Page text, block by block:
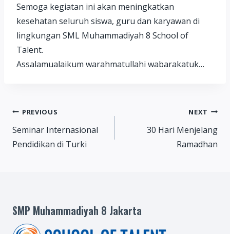
Semoga kegiatan ini akan meningkatkan
kesehatan seluruh siswa, guru dan karyawan di
lingkungan SML Muhammadiyah 8 School of
Talent.
Assalamualaikum warahmatullahi wabarakatuk…
Post
navigation
PREVIOUS
Seminar Internasional
Pendidikan di Turki
NEXT
30 Hari Menjelang
Ramadhan
SMP Muhammadiyah 8 Jakarta